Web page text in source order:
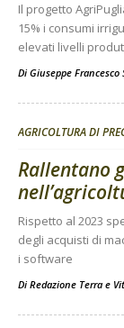
Il progetto
15% i consumi
elevati livelli
Di Giuseppe Francesco
AGRICOLTURA DI
Rallentano
Rispetto al 2023
degli acquisti di
i software
Di Redazione Terra e